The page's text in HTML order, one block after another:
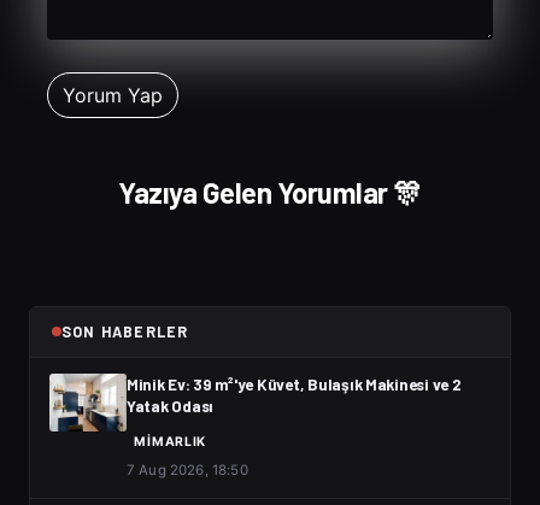
Yazıya Gelen Yorumlar 🎊
SON HABERLER
Minik Ev: 39 m²'ye Küvet, Bulaşık Makinesi ve 2
Yatak Odası
MIMARLIK
7 Aug 2026, 18:50